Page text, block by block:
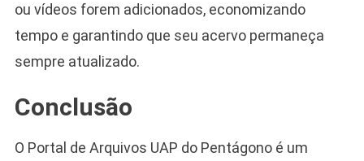
ou vídeos forem adicionados, economizando
tempo e garantindo que seu acervo permaneça
sempre atualizado.
Conclusão
O Portal de Arquivos UAP do Pentágono é um